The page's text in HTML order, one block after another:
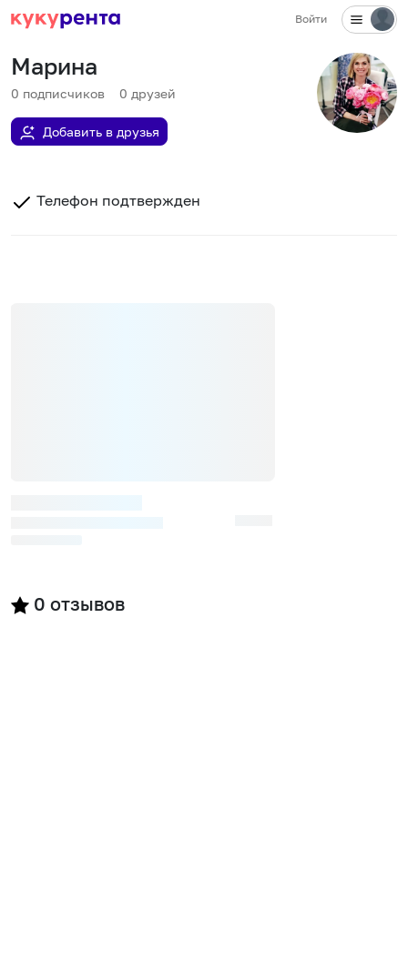
Войти
Марина
0 подписчиков 0 друзей
Добавить в друзья
Телефон подтвержден
0 отзывов